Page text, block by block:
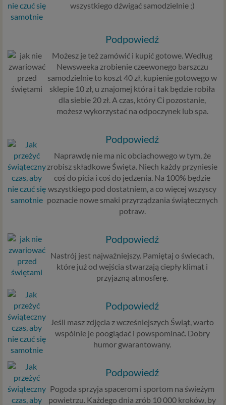
wszystkiego dźwigać samodzielnie ;)
Podpowiedź
Możesz je też zamówić i kupić gotowe. Według
Newsweeka zrobienie czeewonego barszczu
samodzielnie to koszt 40 zł, kupienie gotowego w
sklepie 10 zł, u znajomej która i tak będzie robiła
dla siebie 20 zł. A czas, który Ci pozostanie,
możesz wykorzystać na odpoczynek lub spa.
Podpowiedź
Naprawdę nie ma nic obciachowego w tym, że
zrobisz składkowe Święta. Niech każdy przyniesie
coś do picia i coś do jedzenia. Na 100% będzie
wszystkiego pod dostatniem, a co więcej wszyscy
poznacie nowe smaki przyrządzania świątecznych
potraw.
Podpowiedź
Nastrój jest najważniejszy. Pamiętaj o świecach,
które już od wejścia stwarzają ciepły klimat i
przyjazną atmosferę.
Podpowiedź
Jeśli masz zdjęcia z wcześniejszych Świąt, warto
wspólnie je pooglądać i powspominać. Dobry
humor gwarantowany.
Podpowiedź
Pogoda sprzyja spacerom i sportom na świeżym
powietrzu. Każdego dnia zrób 10 000 kroków, by